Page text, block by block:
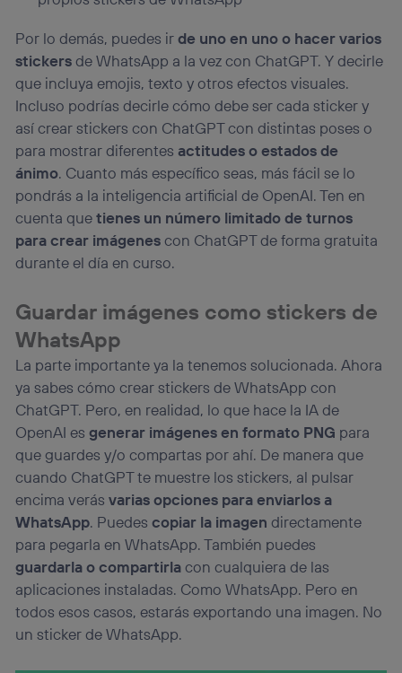
Por lo demás, puedes irde uno en uno o hacer varios
stickersde WhatsApp a la vez con ChatGPT. Y decirle
que incluya emojis, texto y otros efectos visuales.
Incluso podrías decirle cómo debe ser cada sticker y
así crear stickers con ChatGPT con distintas poses o
para mostrar diferentes actitudes o estados de
ánimo. Cuanto más específico seas, más fácil se lo
pondrás a la inteligencia artificial de OpenAI. Ten en
cuenta quetienes un número limitado de turnos
para crear imágenescon ChatGPT de forma gratuita
durante el día en curso.
Guardar imágenes como stickers de
WhatsApp
La parte importante ya la tenemos solucionada. Ahora
ya sabes cómo crear stickers de WhatsApp con
ChatGPT. Pero, en realidad, lo que hace la IA de
OpenAI esgenerar imágenes en formato PNG para
que guardes y/o compartas por ahí. De manera que
cuando ChatGPT te muestre los stickers, al pulsar
encima verásvarias opciones para enviarlos a
WhatsApp. Puedescopiar la imagen directamente
para pegarla en WhatsApp. También puedes
guardarla o compartirlacon cualquiera de las
aplicaciones instaladas. Como WhatsApp. Pero en
todos esos casos, estarás exportando una imagen. No
un sticker de WhatsApp.